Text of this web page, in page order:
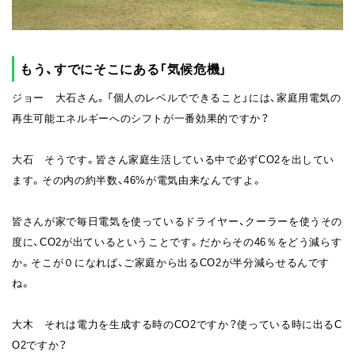
もう、すでにそこにある「気候危機」
ジョー 大石さん。「個人のレベルでできること」には、家庭用電気の
再生可能エネルギーへのシフトが一番効果的ですか？
大石 そうです。皆さん家庭生活している中で必ずCO2を出してい
ます。その内の約半数、46%が電気由来なんですよ。
皆さんが家で毎日電気を使っているドライヤー、クーラーを使うその
度に、CO2が出ているということです。だからその46％をどう減らす
か。そこが０になれば、ご家庭から出るCO2が半分減らせるんです
ね。
大木 それは電力を生成する時のCO2ですか？使っている時に出るC
O2ですか？